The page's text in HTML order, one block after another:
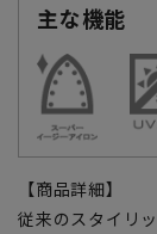
主な機能
【商品詳細】
従来のスタイリ